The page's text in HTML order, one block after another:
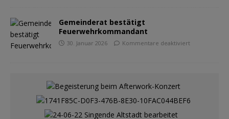
Gemeinderat bestätigt
Feuerwehrkommandant
30. Januar 2026 Kommentare deaktiviert